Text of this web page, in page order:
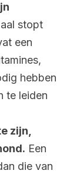
stopt
een
hebben
te leiden
zijn,
Een
die van